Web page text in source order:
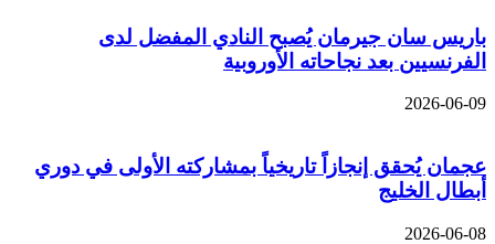
باريس سان جيرمان يُصبح النادي المفضل لدى
الفرنسيين بعد نجاحاته الأوروبية
2026-06-09
عجمان يُحقق إنجازاً تاريخياً بمشاركته الأولى في دوري
أبطال الخليج
2026-06-08